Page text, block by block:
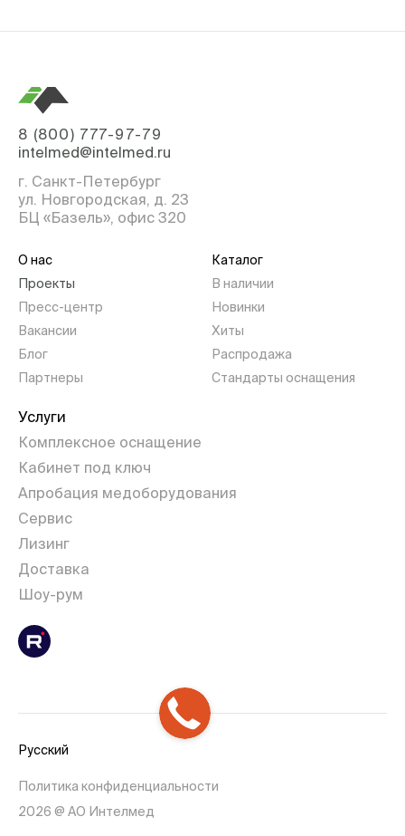
8 (800) 777-97-79
intelmed@intelmed.ru
г. Санкт-Петербург
ул. Новгородская, д. 23
БЦ «Базель», офис 320
О нас
Проекты
Пресс-центр
Вакансии
Блог
Партнеры
Каталог
В наличии
Новинки
Хиты
Распродажа
Стандарты оснащения
Услуги
Комплексное оснащение
Кабинет под ключ
Апробация медоборудования
Сервис
Лизинг
Доставка
Шоу-рум
Русский
Политика конфиденциальности
2026 @ АО Интелмед